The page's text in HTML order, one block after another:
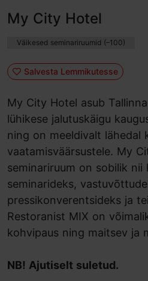
My City Hotel
Väikesed seminariruumid (–100)
Salvesta Lemmikutesse
My City Hotel asub
lühikese jalutuskäigu
ning on meeldivalt lähedal
vaatamisväärsustele. My
seminariruum on sobilik nii
seminarideks,
pressikonverentsideks ja
Restoranist MIX on
kohvipaus ning maitsev ja
NB! Ajutiselt suletud.